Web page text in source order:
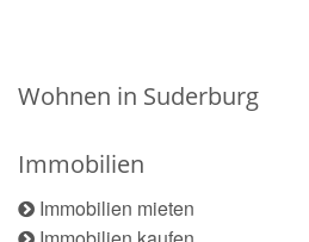
Wohnen in Suderburg
Immobilien
Immobilien mieten